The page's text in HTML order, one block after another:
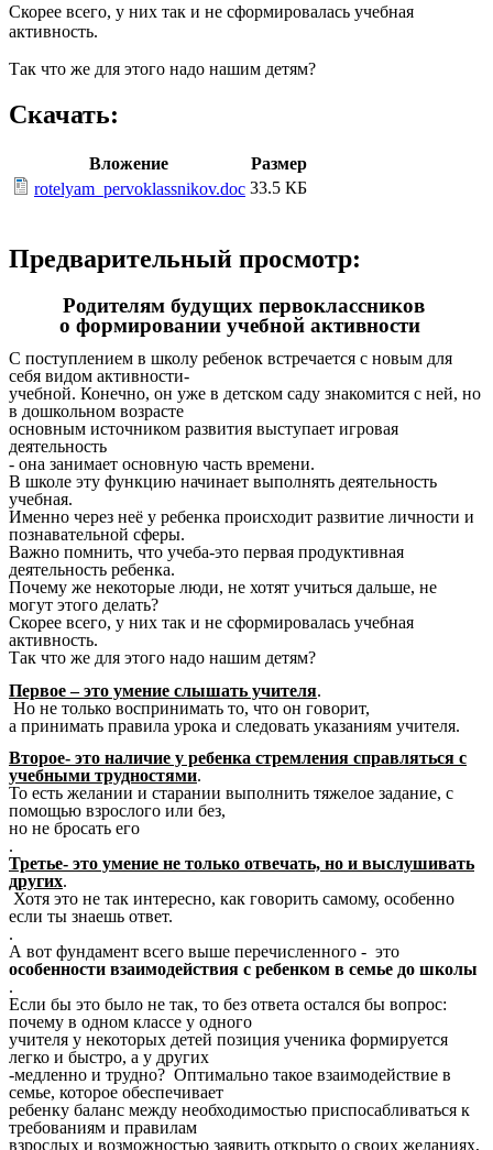
Скорее всего, у них так и не сформировалась учебная
активность.
Так что же для этого надо нашим детям?
Скачать:
Вложение
Размер
rotelyam_pervoklassnikov.doc 33.5 КБ
Предварительный просмотр:
Родителям будущих первоклассников
о формировании учебной активности
С поступлением в школу ребенок встречается с новым для
себя видом активности-
учебной. Конечно, он уже в детском саду знакомится с ней, но
в дошкольном возрасте
основным источником развития выступает игровая
деятельность
- она занимает основную часть времени.
В школе эту функцию начинает выполнять деятельность
учебная.
Именно через неё у ребенка происходит развитие личности и
познавательной сферы.
Важно помнить, что учеба-это первая продуктивная
деятельность ребенка.
Почему же некоторые люди, не хотят учиться дальше, не
могут этого делать?
Скорее всего, у них так и не сформировалась учебная
активность.
Так что же для этого надо нашим детям?
Первое – это умение слышать учителя.
Но не только воспринимать то, что он говорит,
а принимать правила урока и следовать указаниям учителя.
Второе- это наличие у ребенка стремления справляться с
учебными трудностями.
То есть желании и старании выполнить тяжелое задание, с
помощью взрослого или без,
но не бросать его
.
Третье- это умение не только отвечать, но и выслушивать
других.
Хотя это не так интересно, как говорить самому, особенно
если ты знаешь ответ.
.
А вот фундамент всего выше перечисленного - это
особенности взаимодействия с ребенком в семье до школы
.
Если бы это было не так, то без ответа остался бы вопрос:
почему в одном классе у одного
учителя у некоторых детей позиция ученика формируется
легко и быстро, а у других
-медленно и трудно? Оптимально такое взаимодействие в
семье, которое обеспечивает
ребенку баланс между необходимостью приспосабливаться к
требованиям и правилам
взрослых и возможностью заявить открыто о своих желаниях,